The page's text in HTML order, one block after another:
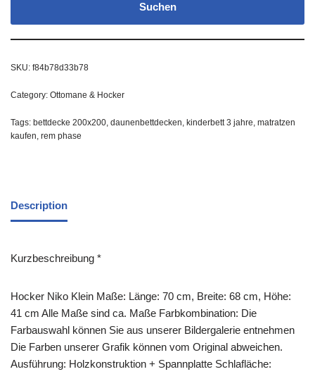
Suchen
SKU: f84b78d33b78
Category: Ottomane & Hocker
Tags: bettdecke 200x200, daunenbettdecken, kinderbett 3 jahre, matratzen
kaufen, rem phase
Description
Kurzbeschreibung *
Hocker Niko Klein Maße: Länge: 70 cm, Breite: 68 cm, Höhe:
41 cm Alle Maße sind ca. Maße Farbkombination: Die
Farbauswahl können Sie aus unserer Bildergalerie entnehmen
Die Farben unserer Grafik können vom Original abweichen.
Ausführung: Holzkonstruktion + Spannplatte Schlafläche: